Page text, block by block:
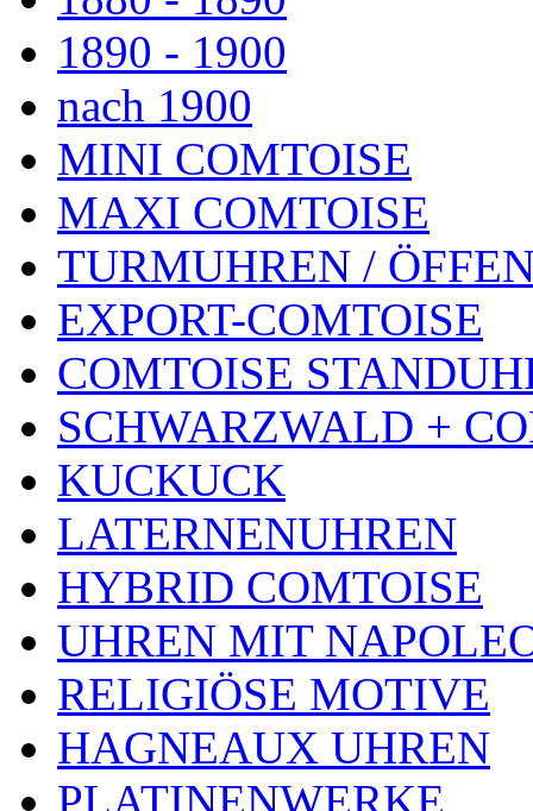
1890 - 1900
nach 1900
MINI COMTOISE
MAXI COMTOISE
TURMUHREN /
EXPORT-COMTOISE
COMTOISE
SCHWARZWALD +
KUCKUCK
LATERNENUHREN
HYBRID COMTOISE
UHREN MIT
RELIGIÖSE MOTIVE
HAGNEAUX UHREN